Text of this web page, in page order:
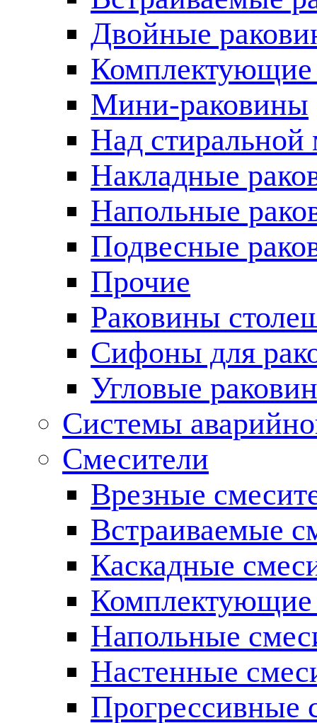
Двойные
Комплектующие
Мини-раковины
Над
Накладные
Напольные
Подвесные
Прочие
Раковины
Сифоны для
Угловые
Системы
Смесители
Врезные
Встраиваемые
Каскадные
Комплектующие
Напольные
Настенные
Прогрессивные